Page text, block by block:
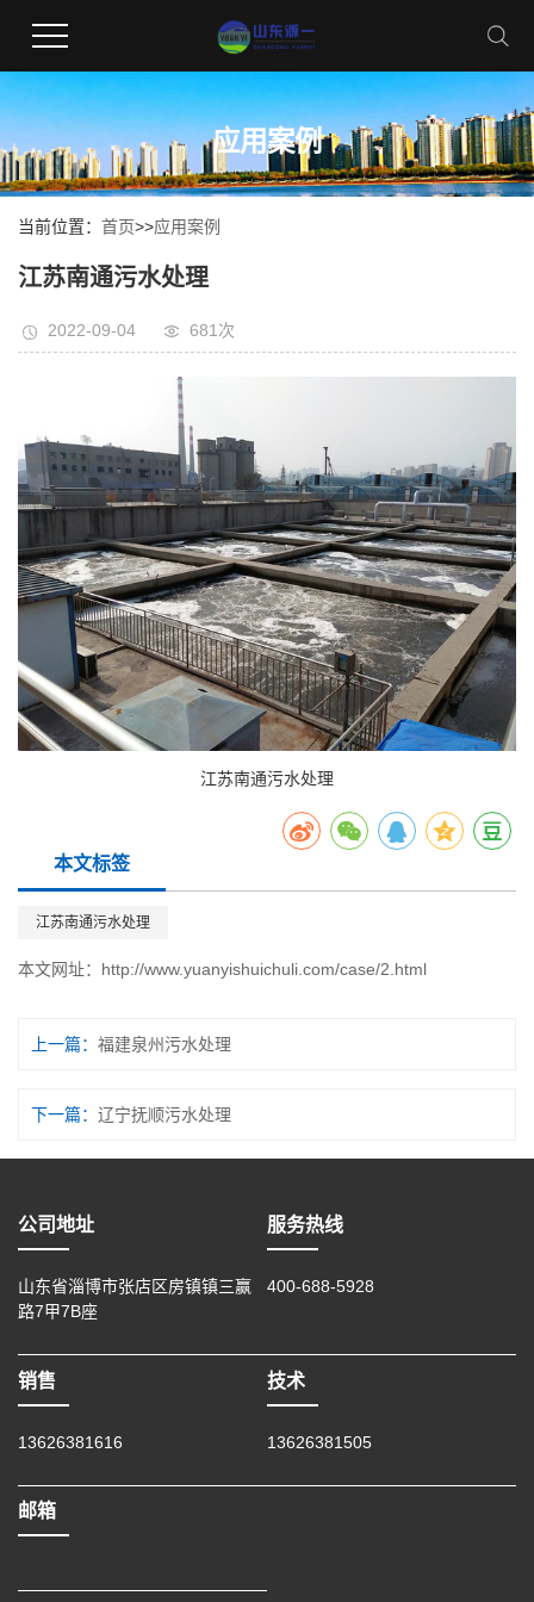
应用案例
当前位置： 首页>>应用案例
江苏南通污水处理
2022-09-04 681次
江苏南通污水处理
本文标签
江苏南通污水处理
本文网址： http://www.yuanyishuichuli.com/case/2.html
上一篇： 福建泉州污水处理
下一篇： 辽宁抚顺污水处理
公司地址
山东省淄博市张店区房镇镇三赢
路7甲7B座
服务热线
400-688-5928
销售
13626381616
技术
13626381505
邮箱